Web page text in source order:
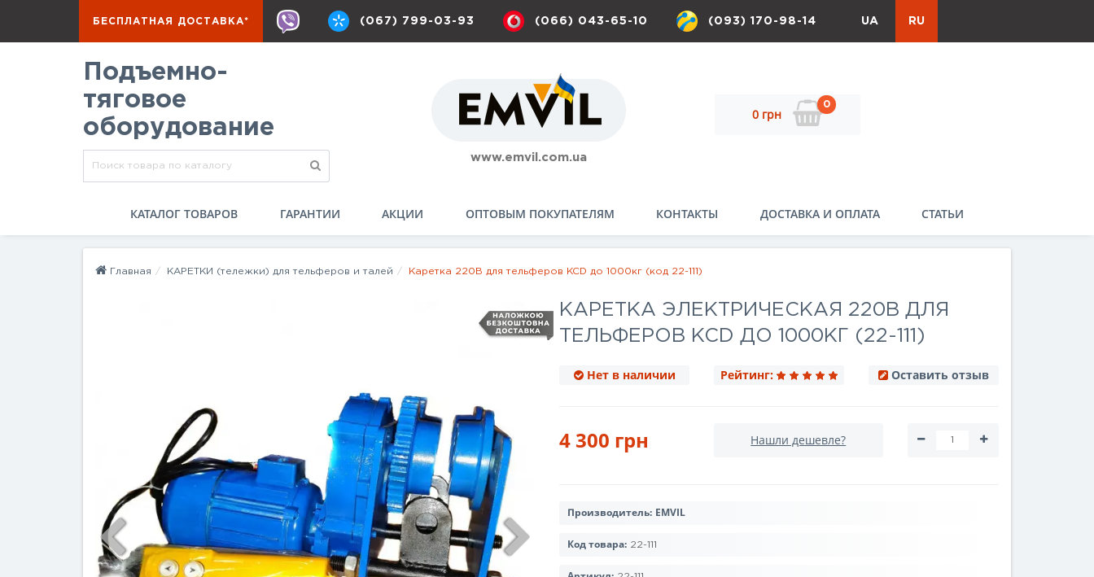
БЕСПЛАТНАЯ ДОСТАВКА* (067) 799-03-93 (066) 043-65-10 (093) 170-98-14 UA RU
Подъемно-
тяговое
оборудование
www.emvil.com.ua
0 грн
0
КАТАЛОГ ТОВАРОВ ГАРАНТИИ АКЦИИ ОПТОВЫМ ПОКУПАТЕЛЯМ КОНТАКТЫ ДОСТАВКА И ОПЛАТА СТАТЬИ
Главная КАРЕТКИ (тележки) для тельферов и талей Каретка 220В для тельферов KCD до 1000кг (код 22-111)
КАРЕТКА ЭЛЕКТРИЧЕСКАЯ 220В ДЛЯ
ТЕЛЬФЕРОВ KCD ДО 1000КГ (22-111)
Нет в наличии Рейтинг: Оставить отзыв
4 300 грн Нашли дешевле?
Производитель: EMVIL
Код товара: 22-111